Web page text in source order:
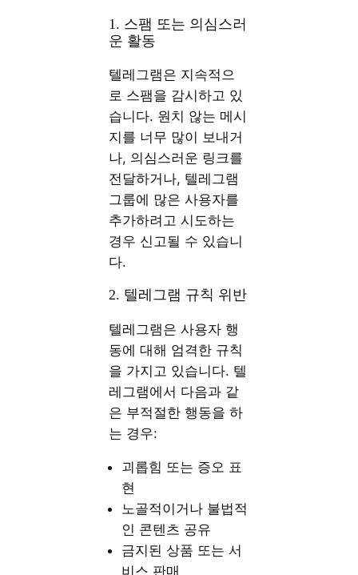
1. 스팸 또는 의심스러
운 활동
텔레그램은 지속적으
로 스팸을 감시하고 있
습니다. 원치 않는 메시
지를 너무 많이 보내거
나, 의심스러운 링크를
전달하거나, 텔레그램
그룹에 많은 사용자를
추가하려고 시도하는
경우 신고될 수 있습니
다.
2. 텔레그램 규칙 위반
텔레그램은 사용자 행
동에 대해 엄격한 규칙
을 가지고 있습니다. 텔
레그램에서 다음과 같
은 부적절한 행동을 하
는 경우:
괴롭힘 또는 증오 표
현
노골적이거나 불법적
인 콘텐츠 공유
금지된 상품 또는 서
비스 판매